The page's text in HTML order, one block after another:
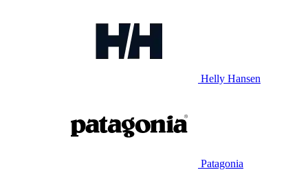
Helly Hansen
Patagonia